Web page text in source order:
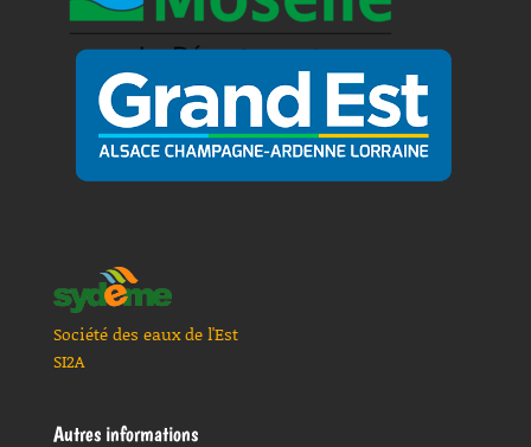
Société des eaux de l'Est
SI2A
Autres informations